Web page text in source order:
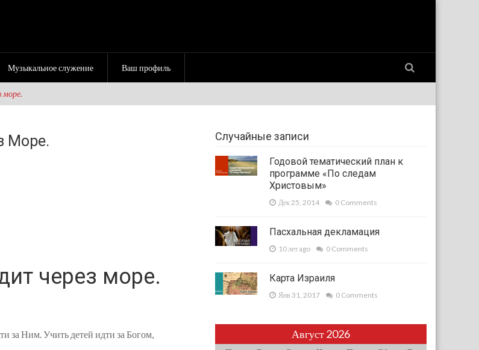
Музыкальное служение Ваш профиль
море.
Море.
через море.
за Ним. Учить детей идти за Богом,
Случайные записи
Годовой тематический план к
программе «По следам
Христовым»
Дек 25, 2014 0 Comments
Пасхальная декламация
10 лет ago 0 Comments
Карта Израиля
Янв 31, 2017 0 Comments
Август 2026